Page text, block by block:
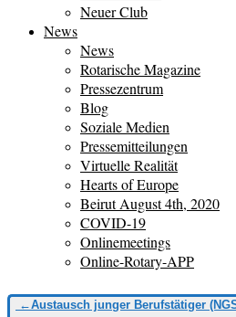
Neuer Club
News
News
Rotarische Magazine
Pressezentrum
Blog
Soziale Medien
Pressemitteilungen
Virtuelle Realität
Hearts of Europe
Beirut August 4th, 2020
COVID-19
Onlinemeetings
Online-Rotary-APP
←Austausch junger Berufstätiger